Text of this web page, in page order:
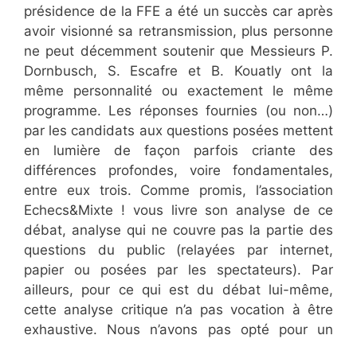
présidence de la FFE a été un succès car après
avoir visionné sa retransmission, plus personne
ne peut décemment soutenir que Messieurs P.
Dornbusch, S. Escafre et B. Kouatly ont la
même personnalité ou exactement le même
programme. Les réponses fournies (ou non…)
par les candidats aux questions posées mettent
en lumière de façon parfois criante des
différences profondes, voire fondamentales,
entre eux trois. Comme promis, l’association
Echecs&Mixte ! vous livre son analyse de ce
débat, analyse qui ne couvre pas la partie des
questions du public (relayées par internet,
papier ou posées par les spectateurs). Par
ailleurs, pour ce qui est du débat lui-même,
cette analyse critique n’a pas vocation à être
exhaustive. Nous n’avons pas opté pour un